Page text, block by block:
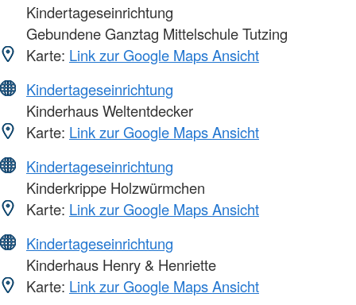
Kindertageseinrichtung
Gebundene Ganztag Mittelschule Tutzing
Karte: Link zur Google Maps Ansicht
Kindertageseinrichtung
Kinderhaus Weltentdecker
Karte: Link zur Google Maps Ansicht
Kindertageseinrichtung
Kinderkrippe Holzwürmchen
Karte: Link zur Google Maps Ansicht
Kindertageseinrichtung
Kinderhaus Henry & Henriette
Karte: Link zur Google Maps Ansicht